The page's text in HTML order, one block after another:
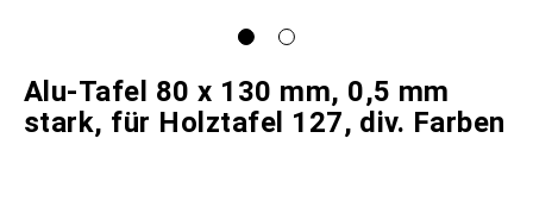
Alu-Tafel 80 x 130 mm, 0,5 mm
stark, für Holztafel 127, div. Farben